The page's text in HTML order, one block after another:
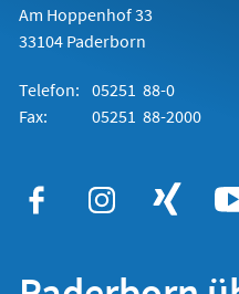
Am Hoppenhof 33
33104 Paderborn
Telefon: 05251 88-0
Fax:
05251 88-2000